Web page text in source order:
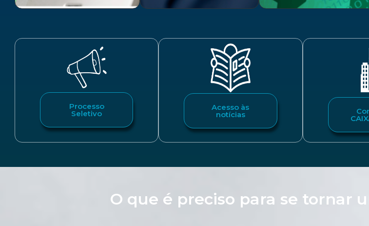
Processo
Seletivo
Acesso às
notícias
O que é preciso para se tornar